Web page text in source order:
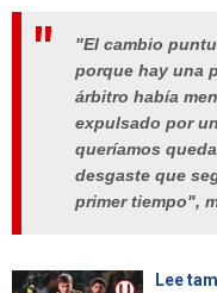
"El cambio
porque hay una
árbitro había
expulsado por
queríamos
desgaste que
primer tiempo",
Lee